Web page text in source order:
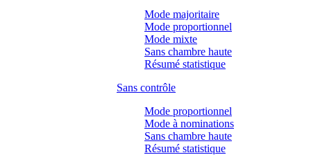
Mode majoritaire
Mode proportionnel
Mode mixte
Sans chambre haute
Résumé statistique
Sans contrôle
Mode proportionnel
Mode à nominations
Sans chambre haute
Résumé statistique